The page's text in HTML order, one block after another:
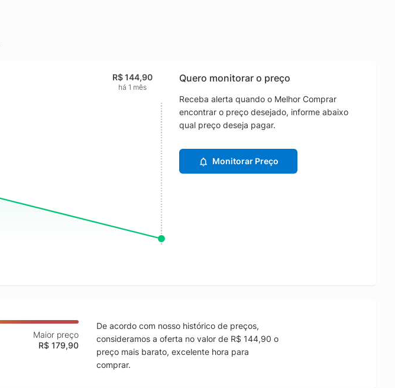
R$ 144,90
há 1 mês
Quero monitorar o preço
Receba alerta quando o Melhor Comprar
encontrar o preço desejado, informe abaixo
qual preço deseja pagar.
Monitorar Preço
Maior preço
R$ 179,90
De acordo com nosso histórico de preços,
consideramos a oferta no valor de R$ 144,90 o
preço mais barato, excelente hora para
comprar.